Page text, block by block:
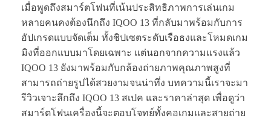
เมื่อพูดถึงสมาร์ตโฟนที่เน้นประสิทธิภาพการเล่นเกม
หลายคนคงต้องนึกถึง IQOO 13 ที่กลับมาพร้อมกับการ
อัปเกรดแบบจัดเต็ม ทั้งชิปเซตระดับเรือธงและโหมดเกม
มิงที่ออกแบบมาโดยเฉพาะ แต่นอกจากความแรงแล้ว
IQOO 13 ยังมาพร้อมกับกล้องถ่ายภาพคุณภาพสูงที่
สามารถถ่ายรูปได้สวยงามจนน่าทึ่ง บทความนี้เราจะมา
รีวิวเจาะลึกถึง IQOO 13 สเปค และราคาล่าสุด เพื่อดูว่า
สมาร์ตโฟนเครื่องนี้จะตอบโจทย์ทั้งคอเกมและสายถ่าย